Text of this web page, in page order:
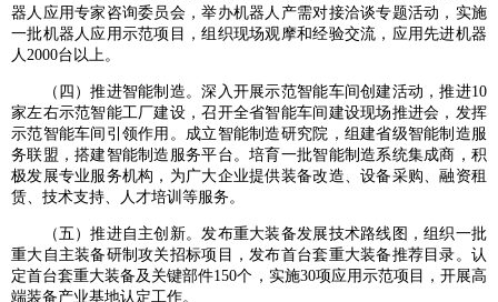
器人应用专家咨询委员会，举办机器人产需对接洽谈专题活动，实施
一批机器人应用示范项目，组织现场观摩和经验交流，应用先进机器
人2000台以上。
（四）推进智能制造。深入开展示范智能车间创建活动，推进10
家左右示范智能工厂建设，召开全省智能车间建设现场推进会，发挥
示范智能车间引领作用。成立智能制造研究院，组建省级智能制造服
务联盟，搭建智能制造服务平台。培育一批智能制造系统集成商，积
极发展专业服务机构，为广大企业提供装备改造、设备采购、融资租
赁、技术支持、人才培训等服务。
（五）推进自主创新。发布重大装备发展技术路线图，组织一批
重大自主装备研制攻关招标项目，发布首台套重大装备推荐目录。认
定首台套重大装备及关键部件150个，实施30项应用示范项目，开展高
端装备产业基地认定工作。